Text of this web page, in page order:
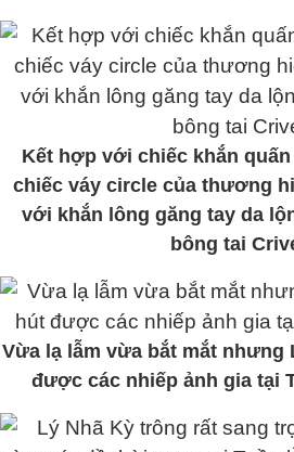
Kết hợp với chiếc khắn
chiếc váy circle của thương
với khắn lông găng tay da
bông tai
Vừa lạ lẫm vừa bắt mắt nhưng
được các nhiếp ảnh gia tại